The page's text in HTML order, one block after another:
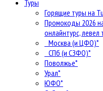
Туры
Горящие туры на
Промокоды 2026
онлайнтурс, левел
Москва (и ЦФО)*
СПб (и СЗФО)*
Поволжье*
Урал*
ЮФО*